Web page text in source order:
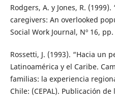
Rodgers, A. y Jones, R.
caregivers: An overlooked
Social Work Journal, Nº 16,
Rossetti, J. (1993). “Hacia un
Latinoamérica y el Caribe.
familias: la experiencia
Chile: (CEPAL). Publicación